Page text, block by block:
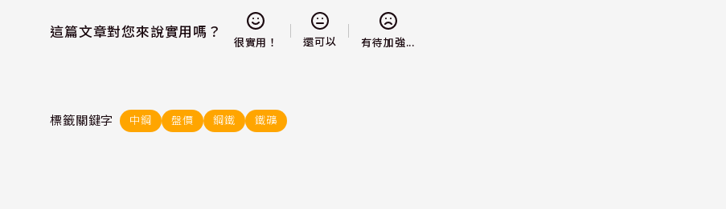
這篇文章對您來說實用嗎？
很實用！ 還可以 有待加強...
標籤關鍵字 中鋼 盤價 鋼鐵 鐵礦